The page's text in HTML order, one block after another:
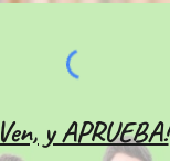
Ven, y APRUEBA!